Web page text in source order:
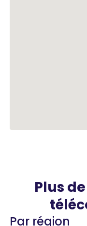
Plus
Par région